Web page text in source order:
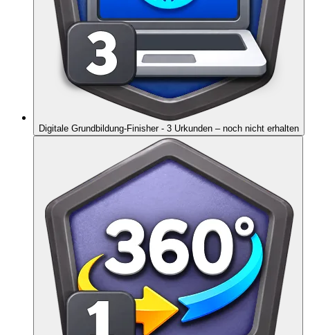
Digitale Grundbildung-Finisher - 3 Urkunden – noch nicht erhalten